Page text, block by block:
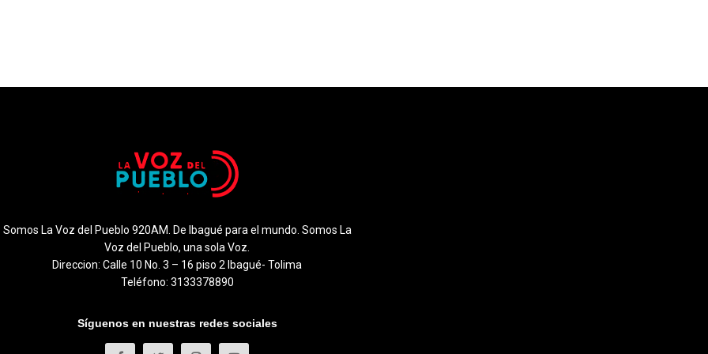
Somos La Voz del Pueblo 920AM. De Ibagué para el mundo. Somos La
Voz del Pueblo, una sola Voz.
Direccion: Calle 10 No. 3 – 16 piso 2 Ibagué- Tolima
Teléfono: 3133378890
Síguenos en nuestras redes sociales